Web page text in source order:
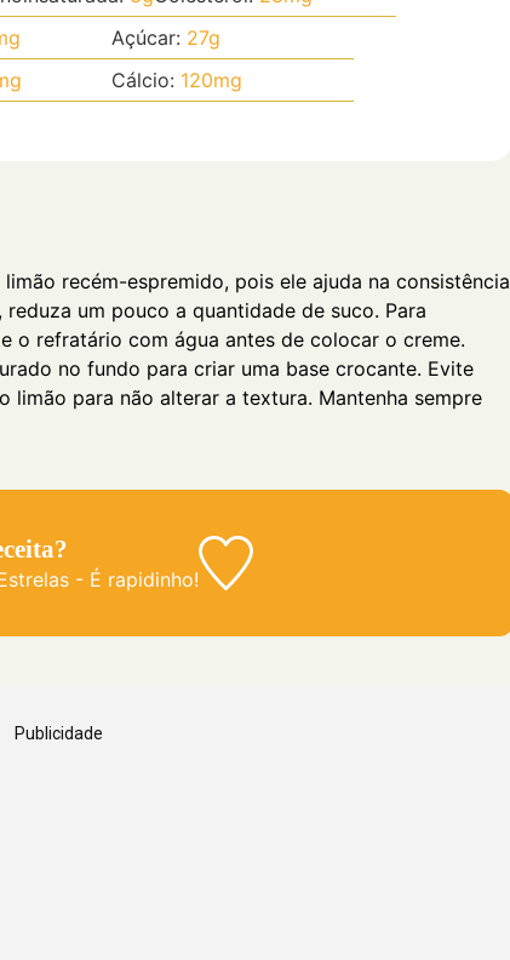
Açúcar: 27g
Cálcio: 120mg
recém-espremido, pois ele ajuda na consistência
um pouco a quantidade de suco. Para
o refratário com água antes de colocar o creme.
no fundo para criar uma base crocante. Evite
para não alterar a textura. Mantenha sempre
- É rapidinho!
Publicidade